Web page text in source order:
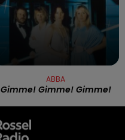
ABBA
Gimme! Gimme! Gimme!